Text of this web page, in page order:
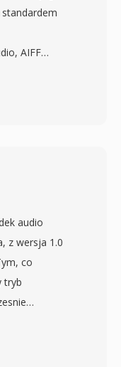
AIFF
pelnej
na AIFF,
na
Istotna
w
wielokrotne
audio
z wersja 1.0
co
tryb
i oddzielny